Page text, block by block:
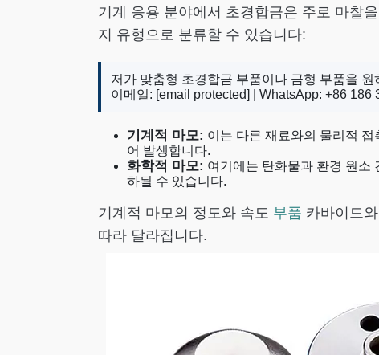
기계 응용 분야에서 초경합금은 주로 마찰
지 유형으로 분류할 수 있습니다:
저가 맞춤형 초경합금 부품이나 금형 부품을
이메일: [email protected] | WhatsApp: +86 186
기계적 마모: 이는 다른 재료와의 물리적
어 발생합니다.
화학적 마모: 여기에는 탄화물과 환경 원소
하될 수 있습니다.
기계적 마모의 정도와 속도 부품 카바이드
따라 달라집니다.